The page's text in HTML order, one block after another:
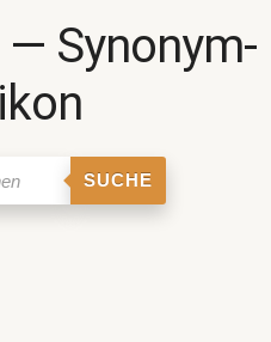
Synonym-
SUCHE